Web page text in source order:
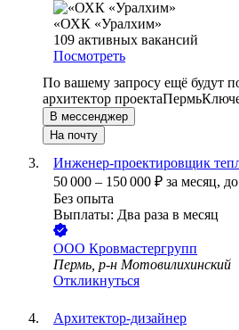
«ОХК «Уралхим»
109 активных вакансий
Посмотреть
По вашему запросу ещё будут
архитектор проектаПермь
В мессенджер
На почту
Инженер-проектировщик
50 000 – 150 000 ₽ за месяц,
Без опыта
Выплаты: Два раза в месяц
ООО Кровмастергрупп
Пермь, р-н Мотовилихинский
Откликнуться
Архитектор-дизайнер